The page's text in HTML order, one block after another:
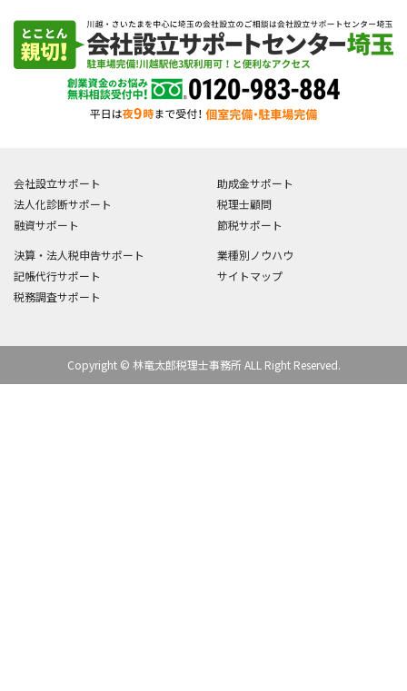
会社設立サポート
法人化診断サポート
融資サポート
助成金サポート
税理士顧問
節税サポート
決算・法人税申告サポート
記帳代行サポート
税務調査サポート
業種別ノウハウ
サイトマップ
Copyright © 林竜太郎税理士事務所 ALL Right Reserved.